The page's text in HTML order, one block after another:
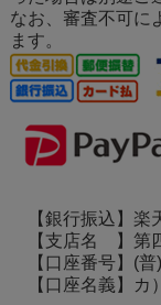
なお、審査不可に
ます。
【銀行振込】楽
【支店名 】第
【口座番号】(普
【口座名義】カ